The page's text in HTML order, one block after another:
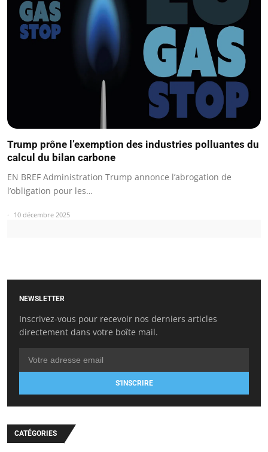
Trump prône l’exemption des industries polluantes du
calcul du bilan carbone
EN BREF Administration Trump annonce l’abrogation de
l’obligation pour les…
10 décembre 2025
NEWSLETTER
Inscrivez-vous pour recevoir nos derniers articles
directement dans votre boîte mail.
S'INSCRIRE
CATÉGORIES